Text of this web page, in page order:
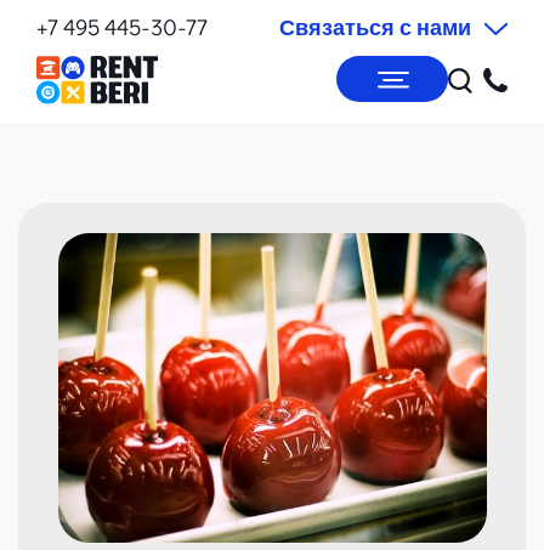
+7 495 445-30-77 Связаться с нами